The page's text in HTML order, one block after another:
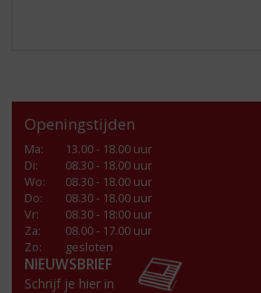
Openingstijden
Ma:
13.00 - 18.00 uur
Di:
08.30 - 18.00 uur
Wo:
08.30 - 18.00 uur
Do:
08.30 - 18.00 uur
Vr:
08.30 - 18:00 uur
Za:
08.00 - 17.00 uur
Zo:
gesloten
NIEUWSBRIEF
Schrijf je hier in